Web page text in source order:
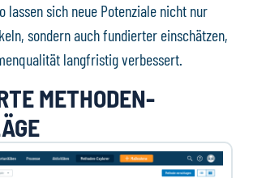
lassen sich neue Potenziale nicht nur
sondern auch fundierter einschätzen,
langfristig verbessert.
METHODEN-